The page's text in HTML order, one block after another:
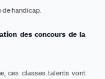
handicap.
des concours de la
ces classes talents vont